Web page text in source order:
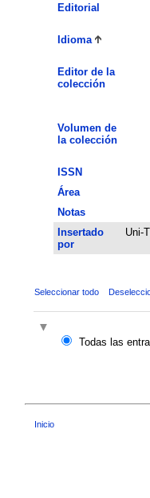
Editorial
Idioma
Editor de la
colección
Volumen de
la colección
ISSN
Área
Notas
Insertado
por
Uni-
Seleccionar todo
Todas las
Inicio